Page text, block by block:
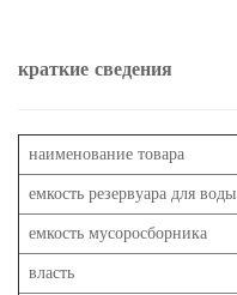
краткие сведения
наименование товара
емкость резервуара для воды
емкость мусоросборника
власть